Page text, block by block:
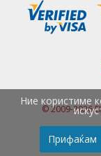
© 2009-2026
Ние користиме
Прифаќам